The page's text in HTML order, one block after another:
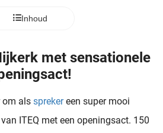
Inhoud
met sensationele
om als sprekereen super mooi
ITEQ met een openingsact. 150